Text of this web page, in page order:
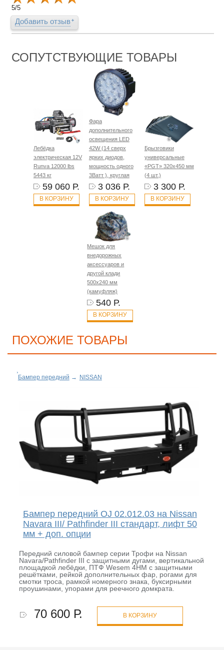
5/5
Добавить отзыв
СОПУТСТВУЮЩИЕ ТОВАРЫ
Лебёдка
электрическая 12V
Runva 12000 lbs
5443 кг
59 060 Р.
В КОРЗИНУ
Фара
дополнительного
освещения LED
42W (14 сверх
ярких диодов,
мощность одного
3Ватт ), круглая
3 036 Р.
В КОРЗИНУ
Брызговики
универсальные
«PGT» 320х450 мм
(4 шт.)
3 300 Р.
В КОРЗИНУ
Мешок для
внедорожных
аксессуаров и
другой клади
500х240 мм
(камуфляж)
540 Р.
В КОРЗИНУ
ПОХОЖИЕ ТОВАРЫ
Бампер передний → NISSAN
Бампер передний OJ 02.012.03 на Nissan
Navara III/ Pathfinder III стандарт, лифт 50
мм + доп. опции
Передний силовой бампер серии Трофи на Nissan
Navara/Pathfinder III с защитными дугами, вертикальной
площадкой лебёдки, ПТФ Wesem 4HM с защитными
решётками, рейкой дополнительных фар, рогами для
смотки троса, рамкой номерного знака, буксирными
проушинами, упорами для реечного домкрата.
70 600 Р. В КОРЗИНУ